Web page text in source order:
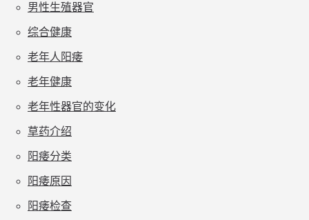
男性生殖器官
综合健康
老年人阳痿
老年健康
老年性器官的变化
草药介绍
阳痿分类
阳痿原因
阳痿检查